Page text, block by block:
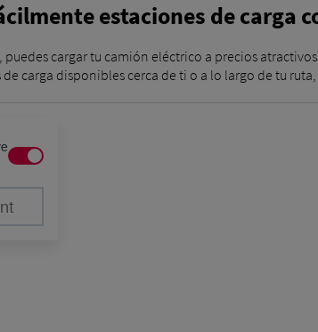
estaciones de carga
puedes cargar tu camión eléctrico a precios
carga disponibles cerca de ti o a lo largo de tu